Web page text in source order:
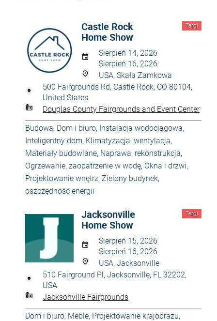
Targi
Castle Rock
Home Show
Sierpień 14, 2026
Sierpień 16, 2026
USA, Skała Zamkowa
500 Fairgrounds Rd, Castle Rock, CO 80104,
United States
Douglas County Fairgrounds and Event Center
Budowa, Dom i biuro, Instalacja wodociągowa,
Inteligentny dom, Klimatyzacja, wentylacja,
Materiały budowlane, Naprawa, rekonstrukcja,
Ogrzewanie, zaopatrzenie w wodę, Okna i drzwi,
Projektowanie wnętrz, Zielony budynek,
oszczędność energii
Targi
Jacksonville
Home Show
Sierpień 15, 2026
Sierpień 16, 2026
USA, Jacksonville
510 Fairground Pl, Jacksonville, FL 32202,
USA
Jacksonville Fairgrounds
Dom i biuro, Meble, Projektowanie krajobrazu,